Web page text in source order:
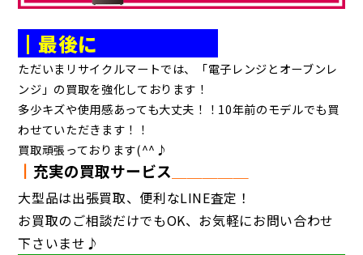
┃最後に
ただいまリサイクルマートでは、「電子レンジとオーブンレ
ンジ」の買取を強化しております！
多少キズや使用感あっても大丈夫！！10年前のモデルでも買
わせていただきます！！
買取頑張っております(^^♪
┃ 充実の買取サービス
大型品は出張買取、便利なLINE査定！
お買取のご相談だけでもOK、お気軽にお問い合わせ
下さいませ♪